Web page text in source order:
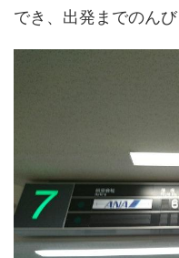
でき、出発までのん